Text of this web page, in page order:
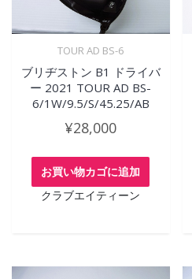
TOUR AD BS-6
ブリヂストン B1 ドライバ
ー 2021 TOUR AD BS-
6/1W/9.5/S/45.25/AB
¥28,000
お買い物カゴに追加
クラブエイティーン